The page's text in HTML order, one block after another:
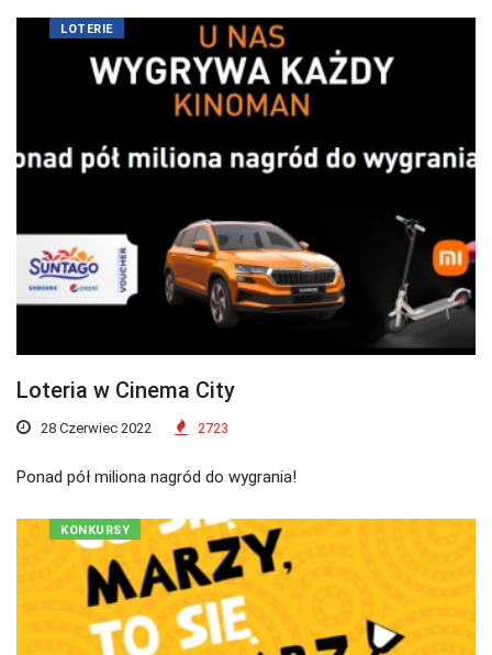
LOTERIE
Loteria w Cinema City
28 Czerwiec 2022 2723
Ponad pół miliona nagród do wygrania!
KONKURSY